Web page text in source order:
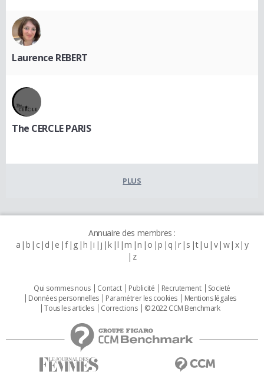
Laurence REBERT
The CERCLE PARIS
PLUS
Annuaire des membres :
a b c d e f g h i j k l m n o p q r s t u v w x y
z
Qui sommes nous Contact Publicité Recrutement
Societé
Données personnelles
Paramétrer les cookies
Mentions légales
Tous les articles
Corrections © 2022 CCM Benchmark